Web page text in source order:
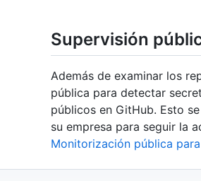
Supervisión
Además de examinar los
pública para detectar
públicos en GitHub. Esto
su empresa para seguir la
Monitorización pública